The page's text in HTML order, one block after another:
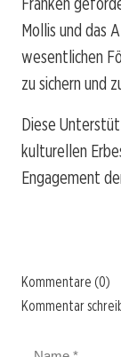
Mollis und das
wesentlichen
zu sichern und
Diese
kulturellen
Engagement
Kommentare (0)
Kommentar